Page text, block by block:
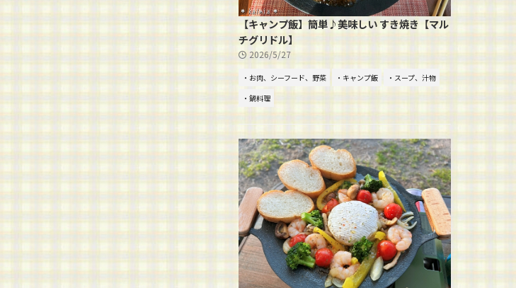
【キャンプ飯】簡単♪美味しい すき焼き【マル
チグリドル】
2026/5/27
・お肉、シーフード、野菜 ・キャンプ飯
・スープ、汁物
・鍋料理